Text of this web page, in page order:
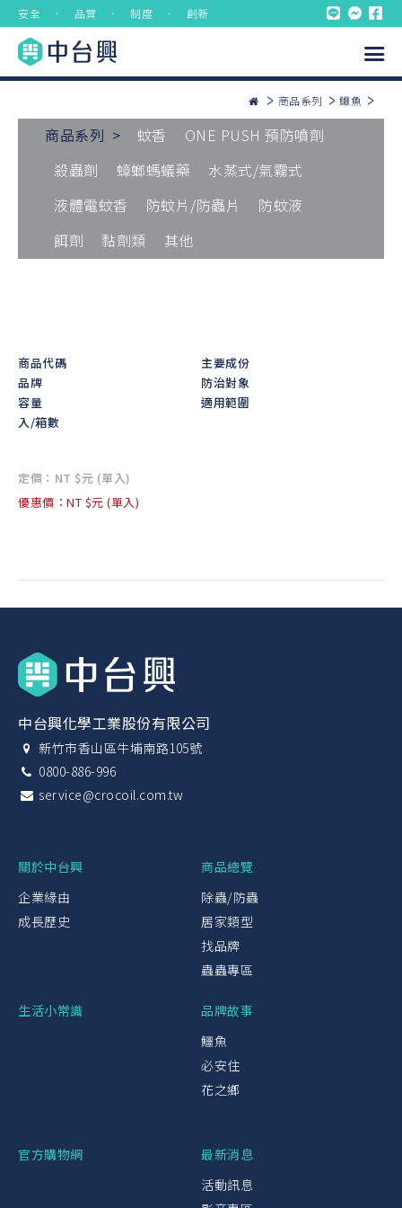
安全 ． 品質 ． 制度 ． 創新
商品系列 鱷魚
商品系列 > 蚊香
ONE PUSH 預防噴劑
殺蟲劑
蟑螂螞蟻藥
水蒸式/氣霧式
液體電蚊香
防蚊片/防蟲片
防蚊液
餌劑
黏劑類 其他
商品代碼
品牌
容量
入/箱數
主要成份
防治對象
適用範圍
定價：NT $元 (單入)
優惠價：NT $元 (單入)
中台興化學工業股份有限公司
新竹市香山區牛埔南路105號
0800-886-996
service@crocoil.com.tw
關於中台興
企業緣由
成長歷史
商品總覽
除蟲/防蟲
居家類型
找品牌
蟲蟲專區
生活小常識
品牌故事
鱷魚
必安住
花之鄉
官方購物網
最新消息
活動訊息